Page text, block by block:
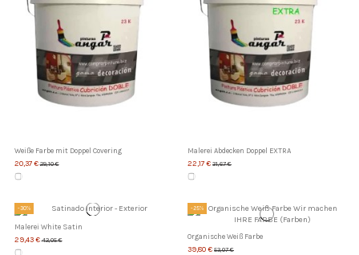
Weiße Farbe mit Doppel Covering
20,37 €29,10 €
Malerei Abdecken Doppel EXTRA
22,17 € 31,67 €
-30%
Malerei White Satin
29,43 €42,05 €
-25%
Organische Weiß Farbe
39,80 € 53,07 €